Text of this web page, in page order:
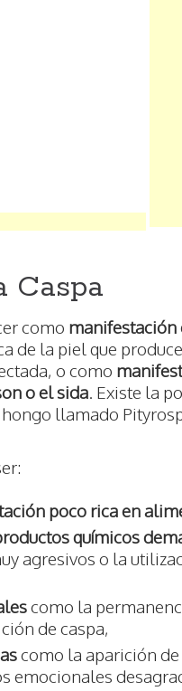
Caspa
como manifestación
de la piel que
o como
o el sida. Existe la
hongo llamado
poco rica en
químicos
agresivos o la
como la
de caspa,
como la aparición de
emocionales